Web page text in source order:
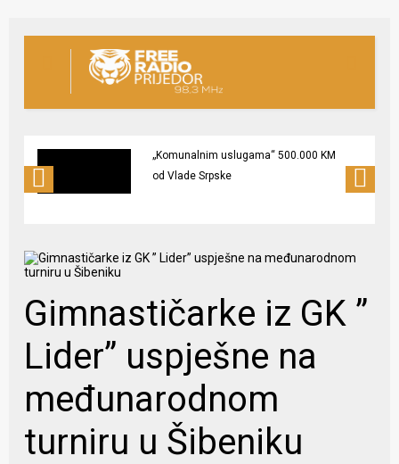
„Komunalnim uslugama“ 500.000 KM
od Vlade Srpske
Gimnastičarke iz GK ”
Lider” uspješne na
međunarodnom
turniru u Šibeniku